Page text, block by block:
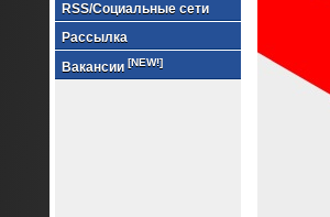
RSS/Социальные сети
Рассылка
Вакансии [NEW!]